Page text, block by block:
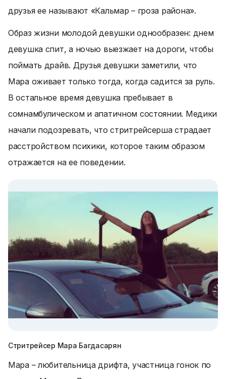
друзья ее называют «Кальмар – гроза района».
Образ жизни молодой девушки однообразен: днем
девушка спит, а ночью выезжает на дороги, чтобы
поймать драйв. Друзья девушки заметили, что
Мара оживает только тогда, когда садится за руль.
В остальное время девушка пребывает в
сомнамбулическом и апатичном состоянии. Медики
начали подозревать, что стритрейсерша страдает
расстройством психики, которое таким образом
отражается на ее поведении.
Стритрейсер Мара Багдасарян
Мара – любительница дрифта, участница гонок по